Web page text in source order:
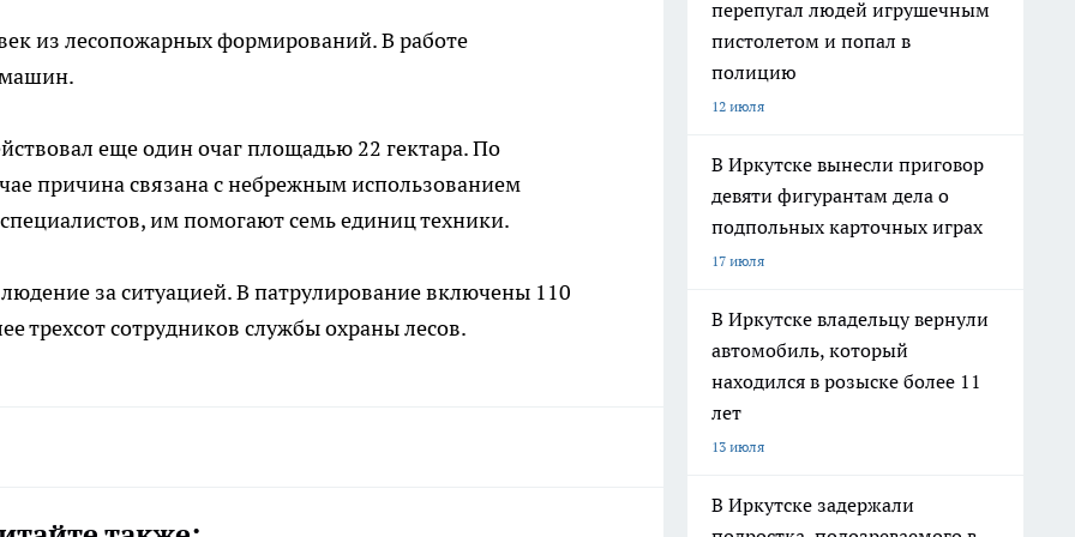
из лесопожарных формирований. В работе
машин.
еще один очаг площадью 22 гектара. По
причина связана с небрежным использованием
им помогают семь единиц техники.
за ситуацией. В патрулирование включены 110
трехсот сотрудников службы охраны лесов.
перепугал людей игрушечным
пистолетом и попал в
полицию
12 июля
В Иркутске вынесли приговор
девяти фигурантам дела о
подпольных карточных играх
17 июля
В Иркутске владельцу вернули
автомобиль, который
находился в розыске более 11
лет
13 июля
В Иркутске задержали